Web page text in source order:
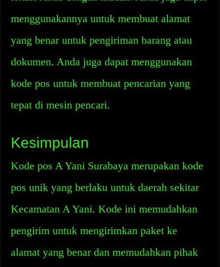
menggunakannya untuk membuat alamat
yang benar untuk pengiriman barang atau
dokumen. Anda juga dapat menggunakan
kode pos untuk membuat pencarian yang
tepat di mesin pencari.
Kesimpulan
Kode pos A Yani Surabaya merupakan kode
pos unik yang berlaku untuk daerah sekitar
Kecamatan A Yani. Kode ini memudahkan
pengirim untuk mengirimkan paket ke
alamat yang benar dan memudahkan pihak